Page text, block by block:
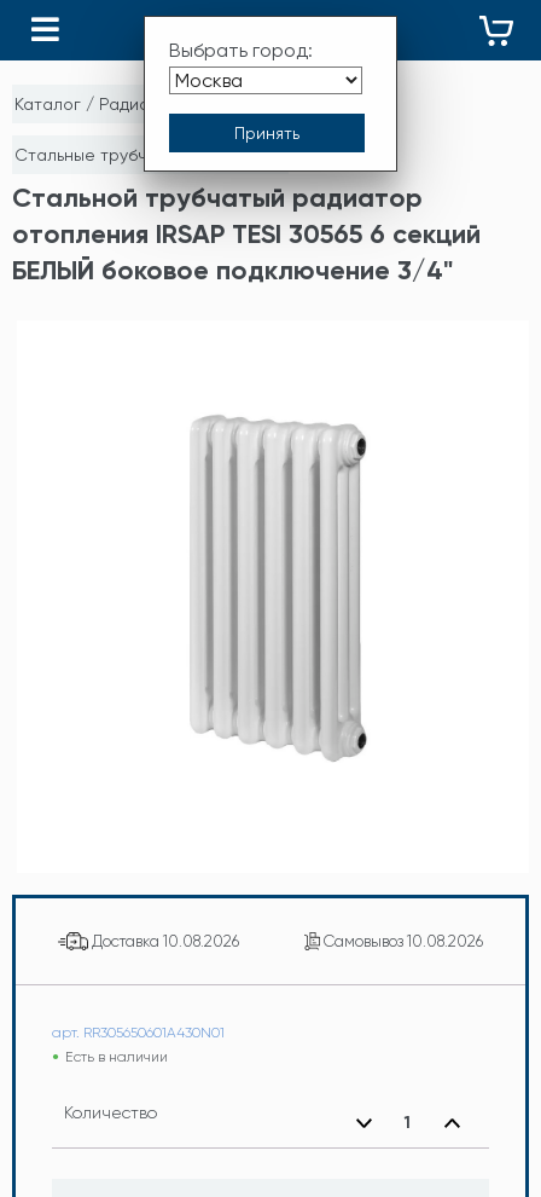
Выбрать город:
Каталог / Радиаторы отопления
Стальные трубчатые радиаторы
Стальной трубчатый радиатор
отопления IRSAP TESI 30565 6 секций
БЕЛЫЙ боковое подключение 3/4"
Доставка 10.08.2026 Самовывоз 10.08.2026
арт. RR305650601A430N01
Есть в наличии
Количество